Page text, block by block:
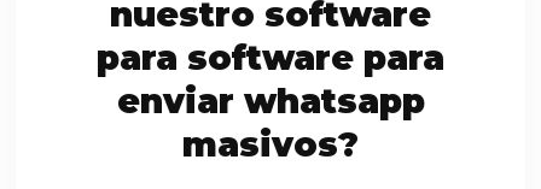
nuestro software
para software para
enviar whatsapp
masivos?